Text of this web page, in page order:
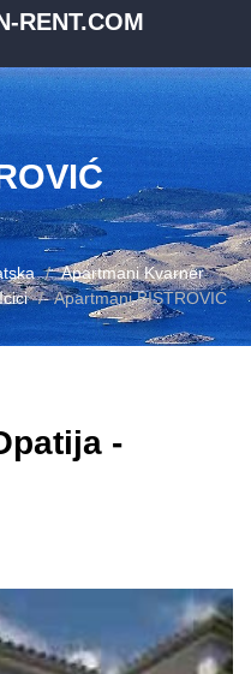
RENT.COM
Apartmani Kvarner
Apartmani BISTROVIĆ
-